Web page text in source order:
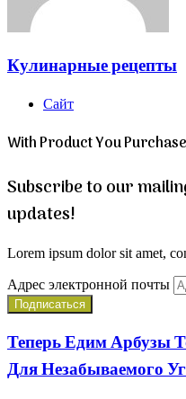
Кулинарные рецепты
Сайт
With Product You Purchase
Subscribe to our
updates!
Lorem ipsum dolor sit amet,
Адрес электронной почты
Теперь Едим Арбузы
Для Незабываемого